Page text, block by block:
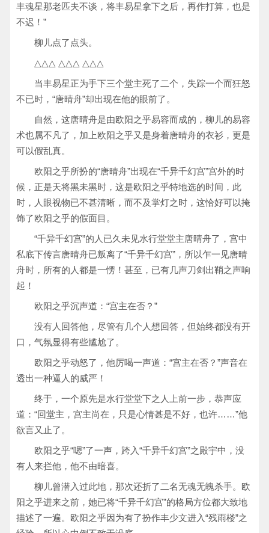
丰魂星那老匹夫不谈，将丰易星拿下之后，再作打算，也是
不迟！”
柳儿点了点头。
△△△ △△△ △△△
当丰易星正为手下三个堂主死了二个，失踪一个而狂怒
不已时，“唐晴舟”却出现在他的眼前了。
自然，这唐晴舟是由欧阳之乎易容而成的，柳儿的易容
术也属不凡了，加上欧阳之乎又是身着唐晴舟的衣衫，更是
可以假乱真。
欧阳之乎所扮的“唐晴舟”出现在“千异千幻宫”宫外的时
候，正是天将黑未黑时，这是欧阳之乎特地选的时间，此
时，人眼视物已不甚清晰，而不及掌灯之时，这恰好可以掩
饰了欧阳之乎的假面目。
“千异千幻宫”的人已久未见水行堂堂主唐晴舟了，宫中
私底下传言唐晴舟已叛离了“千异千幻宫”，所以乍一见唐晴
舟时，所有的人都是一愣！甚至，已有几声刀剑出鞘之声响
起！
欧阳之乎沉声道：“宫主在否？”
没有人回答他，尽管有几个人想回答，但始终都没有开
口，气氛显得有些尴尬了。
欧阳之乎动怒了，他厉喝一声道：“宫主在否？”声音在
透出一种逼人的威严！
终于，一个原先是水行堂堂下之人上前一步，恭声应
道：“回堂主，宫主尚在，只是心情甚是不好，也许……”他
欲言又止了。
欧阳之乎“嗯”了一声，跨入“千异千幻宫”之殿宇中，没
有人来拦他，他不由暗喜。
柳儿曾潜入过此地，那次还折了二名无魂无魄杀手。欧
阳之乎进来之前，她已将“千异千幻宫”的格局方位都大致地
描述了一遍。欧阳之乎因为有了扮作丰少文进入“残雨楼”之